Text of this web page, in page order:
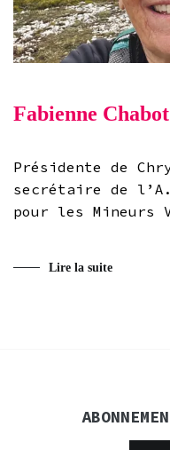
Fabienne Chabot
Présidente de
secrétaire de
pour les Mineurs
Lire la suite